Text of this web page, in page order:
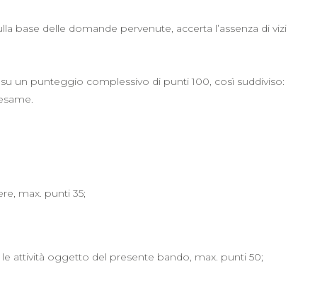
base delle domande pervenute, accerta l’assenza di vizi
un punteggio complessivo di punti 100, così suddiviso:
max. punti 35;
attività oggetto del presente bando, max. punti 50;